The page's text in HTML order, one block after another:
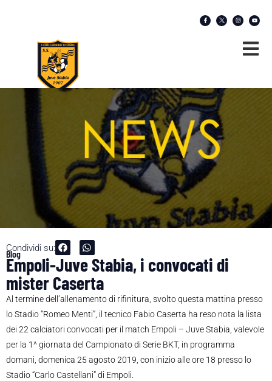
Condividi su:
Blog
Empoli-Juve Stabia, i convocati di
mister Caserta
Al termine dell’allenamento di rifinitura, svolto questa mattina presso
lo Stadio “Romeo Menti”, il tecnico Fabio Caserta ha reso nota la lista
dei 22 calciatori convocati per il match Empoli – Juve Stabia, valevole
per la 1^ giornata del Campionato di Serie BKT, in programma
domani, domenica 25 agosto 2019, con inizio alle ore 18 presso lo
Stadio “Carlo Castellani” di Empoli.